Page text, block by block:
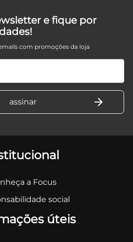
e fique por
com promoções da loja
a Focus
social
úteis